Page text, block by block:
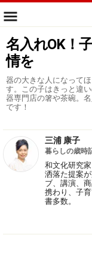
名入れOK！
情を
器の大きな人になって
す。この子はきっと違
器専門店の箸や茶碗。
です！
三浦 康子
暮らしの歳時
和文化研究
洒落た提案
ブ、講演、
携わり、子
書多数。